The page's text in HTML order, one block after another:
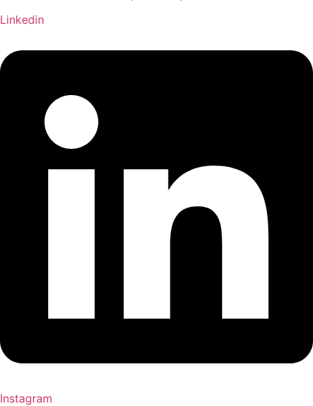
Linkedin
Instagram